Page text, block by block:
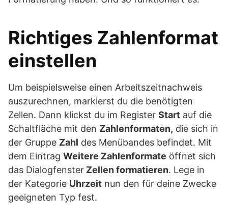
Richtiges Zahlenformat
einstellen
Um beispielsweise einen Arbeitszeitnachweis
auszurechnen, markierst du die benötigten
Zellen. Dann klickst du im Register Start auf die
Schaltfläche mit den Zahlenformaten, die sich in
der Gruppe Zahl des Menübandes befindet. Mit
dem Eintrag Weitere Zahlenformate öffnet sich
das Dialogfenster Zellen formatieren. Lege in
der Kategorie Uhrzeit nun den für deine Zwecke
geeigneten Typ fest.